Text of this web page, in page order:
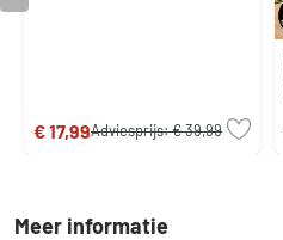
€ 17,99Adviesprijs:€ 39,99
Meer informatie